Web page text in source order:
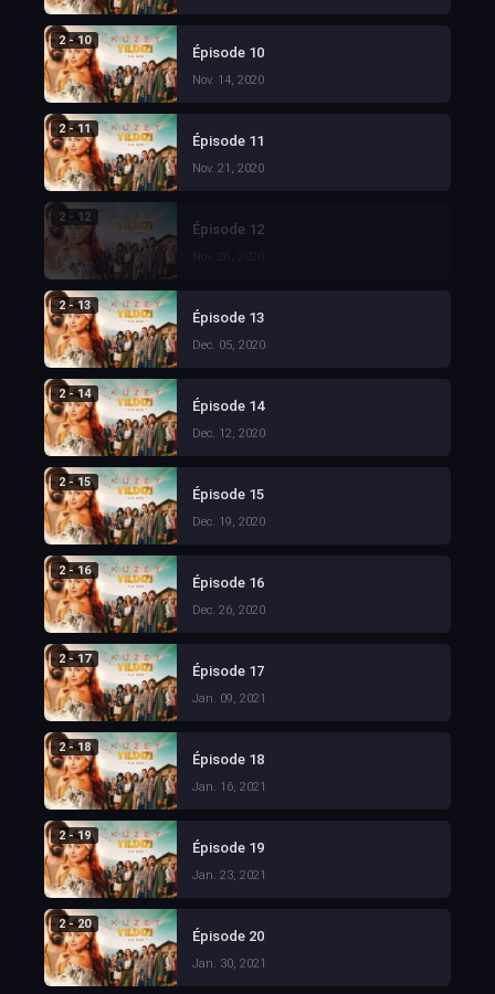
2 - 10
Épisode 10
Nov. 14, 2020
2 - 11
Épisode 11
Nov. 21, 2020
2 - 12
Épisode 12
2 - 13
Épisode 13
Dec. 05, 2020
2 - 14
Épisode 14
Dec. 12, 2020
2 - 15
Épisode 15
Dec. 19, 2020
2 - 16
Épisode 16
Dec. 26, 2020
2 - 17
Épisode 17
Jan. 09, 2021
2 - 18
Épisode 18
Jan. 16, 2021
2 - 19
Épisode 19
Jan. 23, 2021
2 - 20
Épisode 20
Jan. 30, 2021